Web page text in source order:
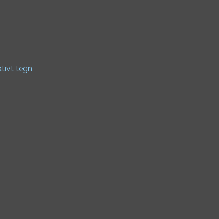
tegn